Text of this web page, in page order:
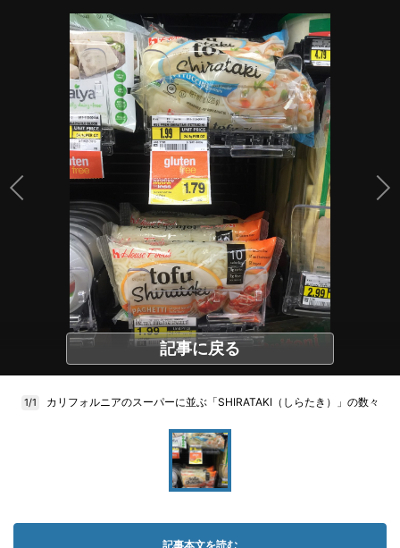
記事に戻る
1/1 カリフォルニアのスーパーに並ぶ「SHIRATAKI（しらたき）」の数々
記事本文を読む